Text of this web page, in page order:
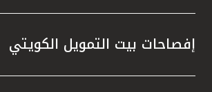
إفصاحات بيت التمويل الكويتي